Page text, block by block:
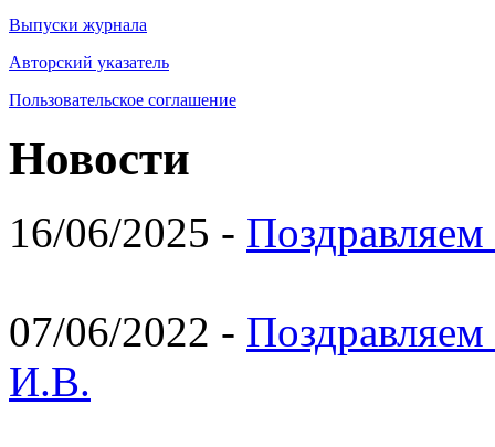
Выпуски журнала
Авторский указатель
Пользовательское соглашение
Новости
16/06/2025 -
07/06/2022 -
И.В.